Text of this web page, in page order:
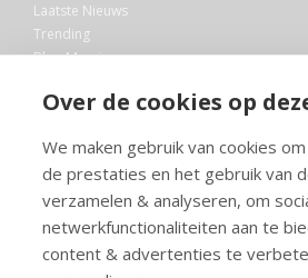
Over de cookies op
We maken gebruik van cookies
de prestaties en het gebruik van
verzamelen & analyseren, om
netwerkfunctionaliteiten aan te
content & advertenties te
Laatste Nieuws
Trending
Blog Maurice
Bibliotheek
Info en service
FAQ
Doneren
Privacy
Voorwaarden